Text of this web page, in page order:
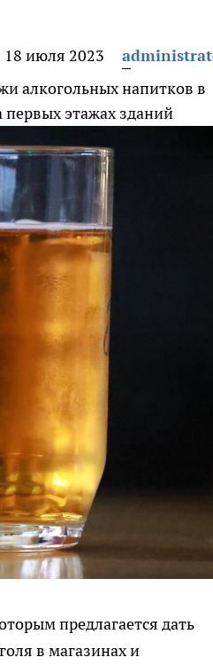
18 июля 2023
алкогольных напитков в
этажах зданий
предлагается дать
в магазинах и